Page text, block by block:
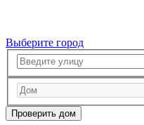
Выберите город
Проверить дом